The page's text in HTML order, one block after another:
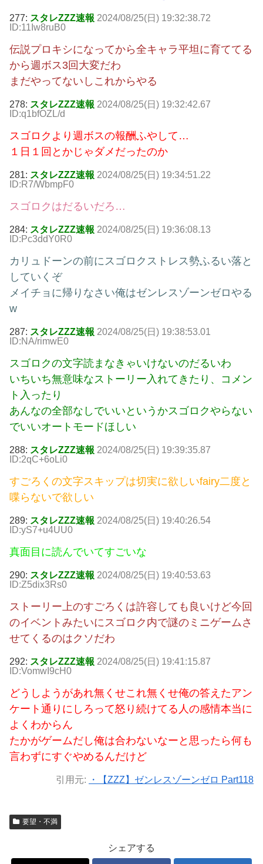
277: スタレZZZ速報 2024/08/25(日) 19:32:38.72
ID:11Iw8ruB0
伝説プロキシになってから全キャラ平坦に育ててる
から週ボス3回大変だわ
まだやってないしこれからやる
278: スタレZZZ速報 2024/08/25(日) 19:32:42.67
ID:q1bfOZL/d
スゴロクより週ボスの報酬ふやして…
１日１回とかじゃダメだったのか
281: スタレZZZ速報 2024/08/25(日) 19:34:51.22
ID:R7/WbmpF0
スゴロクはだるいだろ…
284: スタレZZZ速報 2024/08/25(日) 19:36:08.13
ID:Pc3ddY0R0
カリュドーンの前にスゴロクストレス勢ふるい落と
していくぞ
メイチョに帰りなさい俺はゼンレスゾーンゼロやる
w
287: スタレZZZ速報 2024/08/25(日) 19:38:53.01
ID:NA/rimwE0
スゴロクの文字読まなきゃいけないのだるいわ
いちいち無意味なストーリー入れてきたり、コメン
ト入ったり
あんなの全部なしでいいというかスゴロクやらない
でいいオートモードほしい
288: スタレZZZ速報 2024/08/25(日) 19:39:35.87
ID:2qC+6oLi0
すごろくの文字スキップは切実に欲しいfairy二度と
喋らないで欲しい
289: スタレZZZ速報 2024/08/25(日) 19:40:26.54
ID:yS7+u4UU0
真面目に読んでいてすごいな
290: スタレZZZ速報 2024/08/25(日) 19:40:53.63
ID:Z5dix3Rs0
ストーリー上のすごろくは許容しても良いけど今回
のイベントみたいにスゴロク内で謎のミニゲームさ
せてくるのはクソだわ
292: スタレZZZ速報 2024/08/25(日) 19:41:15.87
ID:VomwI9cH0
どうしようがあれ無くせこれ無くせ俺の答えたアン
ケート通りにしろって怒り続けてる人の感情本当に
よくわからん
たかがゲームだし俺は合わないなーと思ったら何も
言わずにすぐやめるんだけど
引用元: ・【ZZZ】ゼンレスゾーンゼロ Part118
要望・不満
シェアする